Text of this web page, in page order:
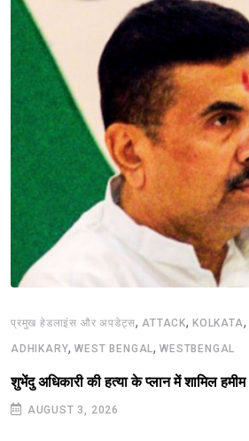
प्रमुख हेडलाइंस और अपडेट्स, ATTACK,KOLKATA,
ADHIKARY,WEST BENGAL,WESTBENGAL
शुभेंदु अधिकारी की हत्या के प्लान में शामिल हमीम
AUGUST 3, 2026